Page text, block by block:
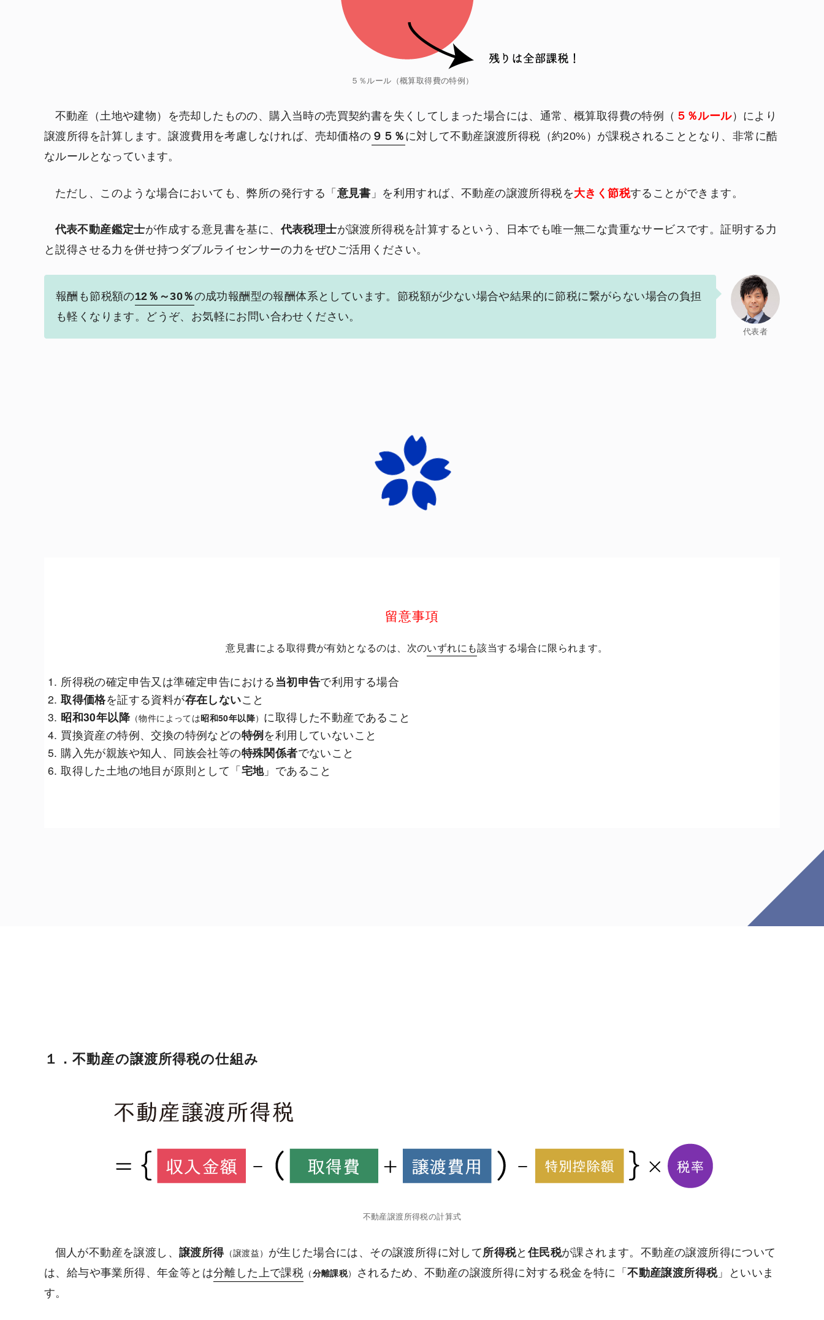
５％ルール（概算取得費の特例）
不動産（土地や建物）を売却したものの、購入当時の売買契約書を失くしてしまった場合には、通常、概算取得費の特例（ ５％ルール）により
譲渡所得を計算します。譲渡費用を考慮しなければ、売却価格の ９５％ に対して不動産譲渡所得税（約20%）が課税されることとなり、非常に酷
なルールとなっています。
ただし、このような場合においても、弊所の発行する「 意見書 」を利用すれば、不動産の譲渡所得税を大きく節税することができます。
代表不動産鑑定士が作成する意見書を基に、代表税理士が譲渡所得税を計算するという、日本でも唯一無二な貴重なサービスです。証明する力
と説得させる力を併せ持つダブルライセンサーの力をぜひご活用ください。
代表者
報酬も節税額の12％～30％の成功報酬型の報酬体系としています。節税額が少ない場合や結果的に節税に繋がらない場合の負担
も軽くなります。どうぞ、お気軽にお問い合わせください。
留意事項
意見書による取得費が有効となるのは、次のいずれにも該当する場合に限られます。
所得税の確定申告又は準確定申告における当初申告で利用する場合
取得価格を証する資料が存在しないこと
昭和30年以降（物件によっては昭和50年以降） に取得した不動産であること
買換資産の特例、交換の特例などの特例を利用していないこと
購入先が親族や知人、同族会社等の特殊関係者でないこと
取得した土地の地目が原則として「宅地」であること
１．不動産の譲渡所得税の仕組み
不動産譲渡所得税の計算式
個人が不動産を譲渡し、 譲渡所得（譲渡益） が生じた場合には、その譲渡所得に対して 所得税と住民税が課されます。不動産の譲渡所得について
は、給与や事業所得、年金等とは分離した上で課税 （分離課税） されるため、不動産の譲渡所得に対する税金を特に「不動産譲渡所得税」といいま
す。